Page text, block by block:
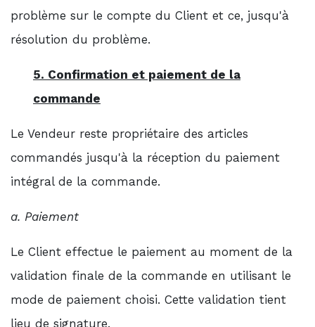
problème sur le compte du Client et ce, jusqu'à
résolution du problème.
5. Confirmation et paiement de la
commande
Le Vendeur reste propriétaire des articles
commandés jusqu'à la réception du paiement
intégral de la commande.
a. Paiement
Le Client effectue le paiement au moment de la
validation finale de la commande en utilisant le
mode de paiement choisi. Cette validation tient
lieu de signature.